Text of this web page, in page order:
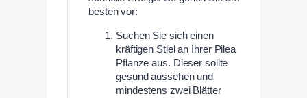
besten vor:
Suchen Sie sich einen
kräftigen Stiel an Ihrer Pilea
Pflanze aus. Dieser sollte
gesund aussehen und
mindestens zwei Blätter